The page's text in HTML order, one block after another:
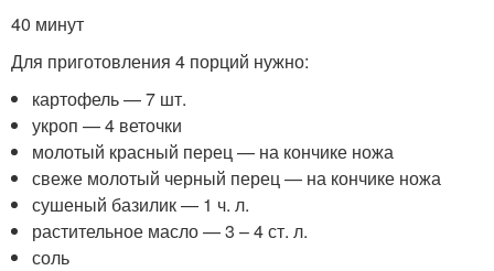
40 минут
Для приготовления 4 порций нужно:
картофель — 7 шт.
укроп — 4 веточки
молотый красный перец — на кончике ножа
свеже молотый черный перец — на кончике ножа
сушеный базилик — 1 ч. л.
растительное масло — 3 – 4 ст. л.
соль